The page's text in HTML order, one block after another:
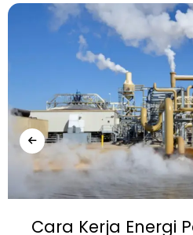
Cara Kerja Energi